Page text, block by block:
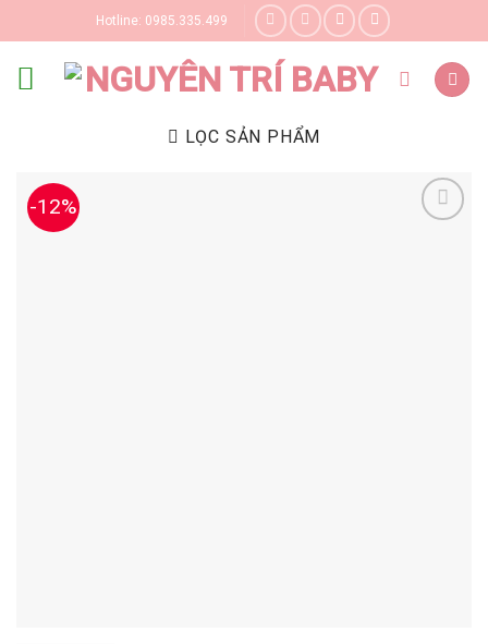
to
content
Hotline: 0985.335.499
LỌC SẢN PHẨM
-12%